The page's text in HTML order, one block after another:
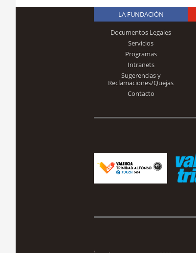
LA FUNDACIÓN
Documentos Legales
Servicios
Programas
Intranets
Sugerencias y
Reclamaciones/Quejas
Contacto